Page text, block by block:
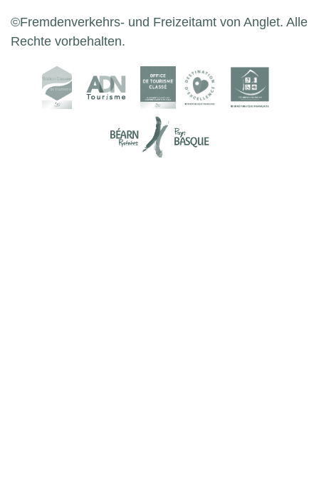
©Fremdenverkehrs- und Freizeitamt von Anglet. Alle
Rechte vorbehalten.